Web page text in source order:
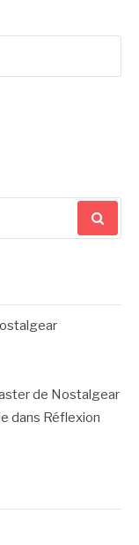
de Nostalgear
dans Réflexion